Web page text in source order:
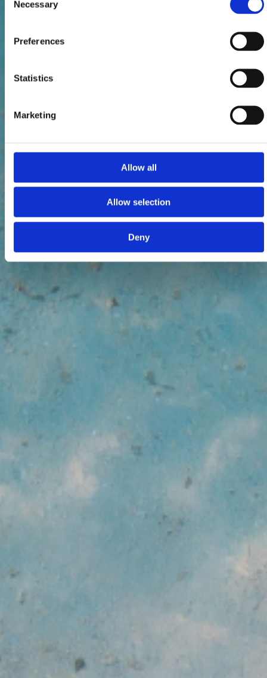
Selection
Necessary
Preferences
Statistics
Marketing
Allow all
Allow selection
Deny